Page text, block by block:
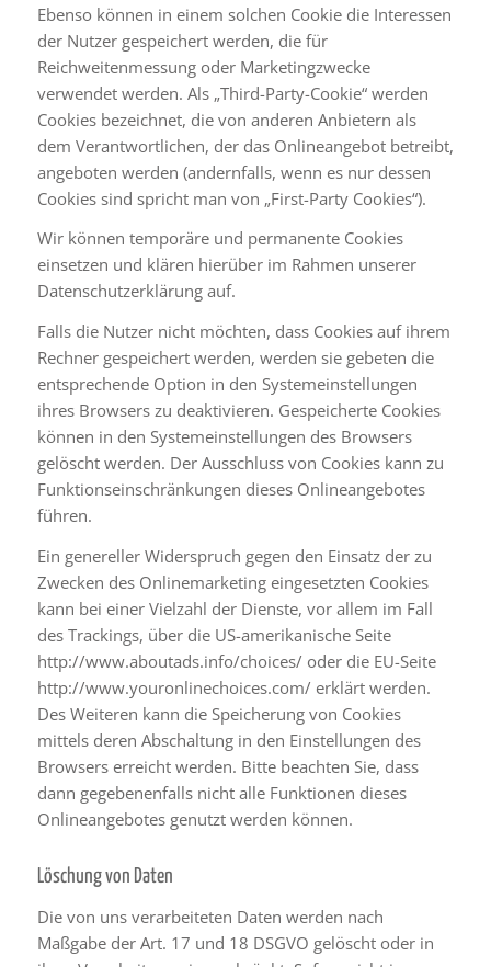
Ebenso können in einem solchen Cookie die Interessen
der Nutzer gespeichert werden, die für
Reichweitenmessung oder Marketingzwecke
verwendet werden. Als „Third-Party-Cookie“ werden
Cookies bezeichnet, die von anderen Anbietern als
dem Verantwortlichen, der das Onlineangebot betreibt,
angeboten werden (andernfalls, wenn es nur dessen
Cookies sind spricht man von „First-Party Cookies“).
Wir können temporäre und permanente Cookies
einsetzen und klären hierüber im Rahmen unserer
Datenschutzerklärung auf.
Falls die Nutzer nicht möchten, dass Cookies auf ihrem
Rechner gespeichert werden, werden sie gebeten die
entsprechende Option in den Systemeinstellungen
ihres Browsers zu deaktivieren. Gespeicherte Cookies
können in den Systemeinstellungen des Browsers
gelöscht werden. Der Ausschluss von Cookies kann zu
Funktionseinschränkungen dieses Onlineangebotes
führen.
Ein genereller Widerspruch gegen den Einsatz der zu
Zwecken des Onlinemarketing eingesetzten Cookies
kann bei einer Vielzahl der Dienste, vor allem im Fall
des Trackings, über die US-amerikanische Seite
http://www.aboutads.info/choices/oder die EU-Seite
http://www.youronlinechoices.com/erklärt werden.
Des Weiteren kann die Speicherung von Cookies
mittels deren Abschaltung in den Einstellungen des
Browsers erreicht werden. Bitte beachten Sie, dass
dann gegebenenfalls nicht alle Funktionen dieses
Onlineangebotes genutzt werden können.
Löschung von Daten
Die von uns verarbeiteten Daten werden nach
Maßgabe der Art. 17 und 18 DSGVO gelöscht oder in